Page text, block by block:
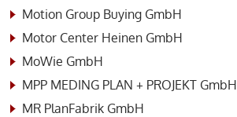
Motion Group Buying GmbH
Motor Center Heinen GmbH
MoWie GmbH
MPP MEDING PLAN + PROJEKT GmbH
MR PlanFabrik GmbH